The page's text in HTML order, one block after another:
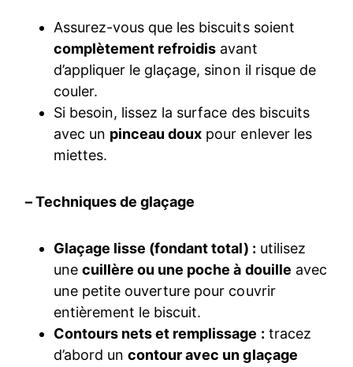
Assurez-vous que les biscuits soient
complètement refroidis avant
d’appliquer le glaçage, sinon il risque de
couler.
Si besoin, lissez la surface des biscuits
avec un pinceau doux pour enlever les
miettes.
– Techniques de glaçage
Glaçage lisse (fondant total) : utilisez
unecuillère ou une poche à douille avec
une petite ouverture pour couvrir
entièrement le biscuit.
Contours nets et remplissage : tracez
d’abord uncontour avec un glaçage